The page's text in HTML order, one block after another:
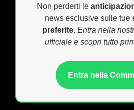
Non perderti le
news esclusive sulle tue
preferite. Entra nella
ufficiale e scopri tutto
Entra nella